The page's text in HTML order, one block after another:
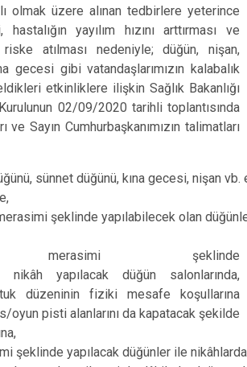
olmak üzere alınan tedbirlere yeterince
yayılım hızını arttırması ve
riske atılması nedeniyle; düğün, nişan,
gecesi gibi vatandaşlarımızın kalabalık
etkinliklere ilişkin Sağlık Bakanlığı
02/09/2020 tarihli toplantısında
ve Sayın Cumhurbaşkanımızın talimatları
sünnet düğünü, kına gecesi, nişan
şeklinde yapılabilecek olan
merasimi şeklinde
yapılacak düğün salonlarında,
düzeninin fiziki mesafe koşullarına
oyun pisti alanlarını da kapatacak şekilde
şeklinde yapılacak düğünler ile